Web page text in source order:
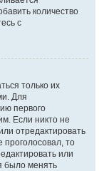
количество
с
только их
Для
первого
Если никто не
отредактировать
проголосовал, то
или
было менять